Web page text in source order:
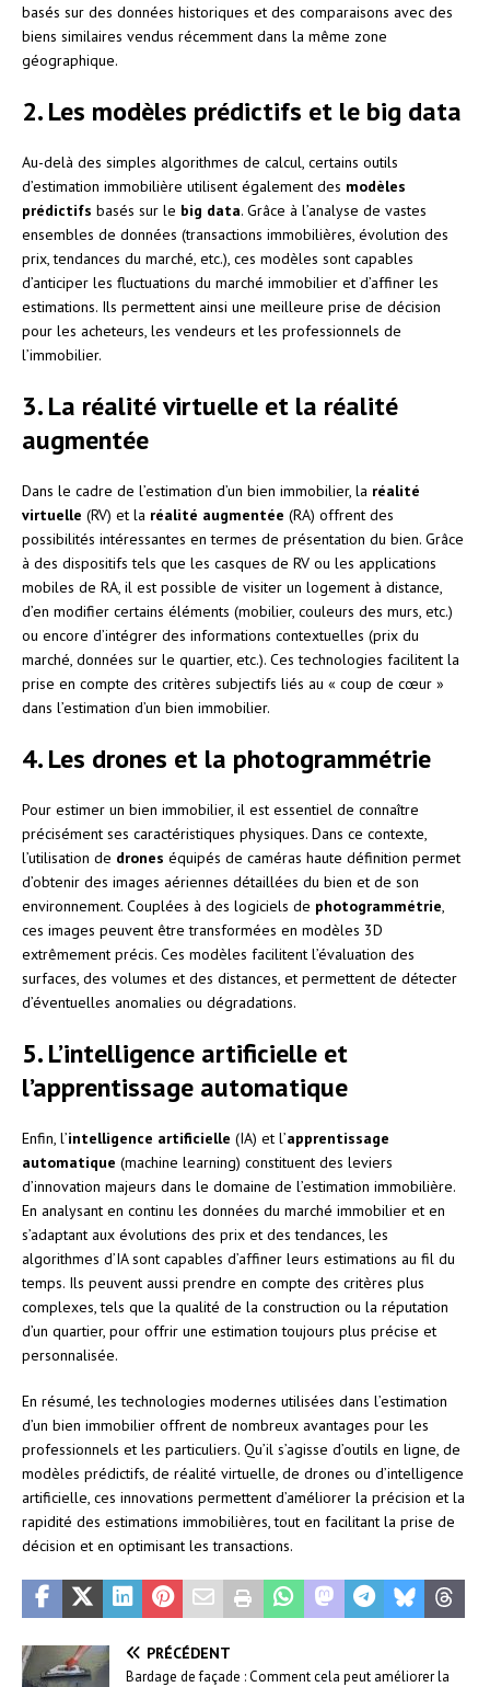
basés sur des données historiques et des comparaisons avec des
biens similaires vendus récemment dans la même zone
géographique.
2. Les modèles prédictifs et le big data
Au-delà des simples algorithmes de calcul, certains outils
d’estimation immobilière utilisent également des modèles
prédictifs basés sur le big data. Grâce à l’analyse de vastes
ensembles de données (transactions immobilières, évolution des
prix, tendances du marché, etc.), ces modèles sont capables
d’anticiper les fluctuations du marché immobilier et d’affiner les
estimations. Ils permettent ainsi une meilleure prise de décision
pour les acheteurs, les vendeurs et les professionnels de
l’immobilier.
3. La réalité virtuelle et la réalité
augmentée
Dans le cadre de l’estimation d’un bien immobilier, la réalité
virtuelle (RV) et la réalité augmentée (RA) offrent des
possibilités intéressantes en termes de présentation du bien. Grâce
à des dispositifs tels que les casques de RV ou les applications
mobiles de RA, il est possible de visiter un logement à distance,
d’en modifier certains éléments (mobilier, couleurs des murs, etc.)
ou encore d’intégrer des informations contextuelles (prix du
marché, données sur le quartier, etc.). Ces technologies facilitent la
prise en compte des critères subjectifs liés au « coup de cœur »
dans l’estimation d’un bien immobilier.
4. Les drones et la photogrammétrie
Pour estimer un bien immobilier, il est essentiel de connaître
précisément ses caractéristiques physiques. Dans ce contexte,
l’utilisation de drones équipés de caméras haute définition permet
d’obtenir des images aériennes détaillées du bien et de son
environnement. Couplées à des logiciels de photogrammétrie
ces images peuvent être transformées en modèles 3D
extrêmement précis. Ces modèles facilitent l’évaluation des
surfaces, des volumes et des distances, et permettent de détecter
d’éventuelles anomalies ou dégradations.
5. L’intelligence artificielle et
l’apprentissage automatique
Enfin, l’intelligence artificielle (IA) et l’apprentissage
automatique (machine learning) constituent des leviers
d’innovation majeurs dans le domaine de l’estimation immobilière.
En analysant en continu les données du marché immobilier et en
s’adaptant aux évolutions des prix et des tendances, les
algorithmes d’IA sont capables d’affiner leurs estimations au fil du
temps. Ils peuvent aussi prendre en compte des critères plus
complexes, tels que la qualité de la construction ou la réputation
d’un quartier, pour offrir une estimation toujours plus précise et
personnalisée.
En résumé, les technologies modernes utilisées dans l’estimation
d’un bien immobilier offrent de nombreux avantages pour les
professionnels et les particuliers. Qu’il s’agisse d’outils en ligne, de
modèles prédictifs, de réalité virtuelle, de drones ou d’intelligence
artificielle, ces innovations permettent d’améliorer la précision et la
rapidité des estimations immobilières, tout en facilitant la prise de
décision et en optimisant les transactions.
PRÉCÉDENT
Bardage de façade : Comment cela peut améliorer la